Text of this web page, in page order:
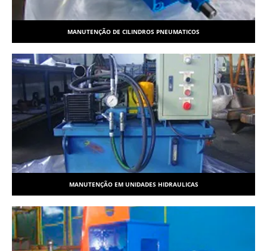
MANUTENÇÃO DE CILINDROS PNEUMATICOS
MANUTENÇÃO EM UNIDADES HIDRAULICAS